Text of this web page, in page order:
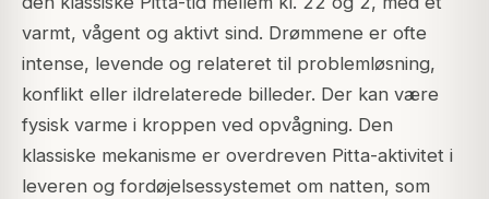
varmt, vågent og aktivt sind. Drømmene er ofte
intense, levende og relateret til problemløsning,
konflikt eller ildrelaterede billeder. Der kan være
fysisk varme i kroppen ved opvågning. Den
klassiske mekanisme er overdreven Pitta-aktivitet i
leveren og fordøjelsessystemet om natten, som